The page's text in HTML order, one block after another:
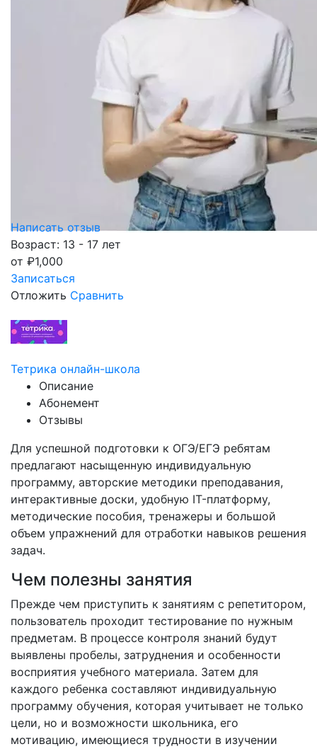
Написать отзыв
Возраст: 13 - 17 лет
от ₽1,000
Записаться
Отложить Сравнить
Тетрика онлайн-школа
Описание
Абонемент
Отзывы
Для успешной подготовки к ОГЭ/ЕГЭ ребятам
предлагают насыщенную индивидуальную
программу, авторские методики преподавания,
интерактивные доски, удобную IT-платформу,
методические пособия, тренажеры и большой
объем упражнений для отработки навыков решения
задач.
Чем полезны занятия
Прежде чем приступить к занятиям с репетитором,
пользователь проходит тестирование по нужным
предметам. В процессе контроля знаний будут
выявлены пробелы, затруднения и особенности
восприятия учебного материала. Затем для
каждого ребенка составляют индивидуальную
программу обучения, которая учитывает не только
цели, но и возможности школьника, его
мотивацию, имеющиеся трудности в изучении